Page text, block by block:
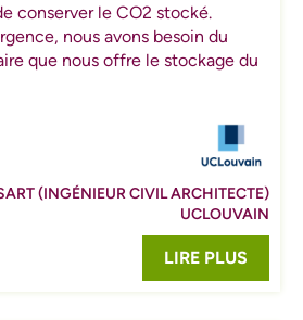
conserver le CO2 stocké.
nous avons besoin du
que nous offre le stockage du
(INGÉNIEUR CIVIL ARCHITECTE)
UCLOUVAIN
LIRE PLUS